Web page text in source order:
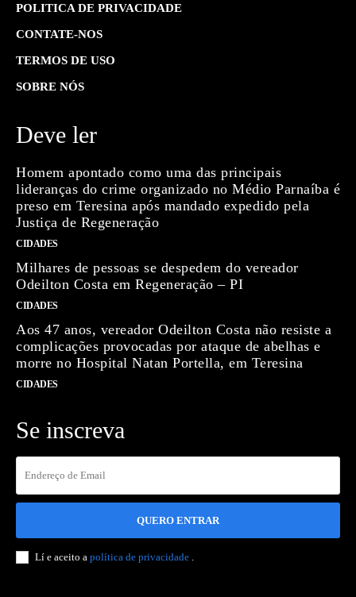
POLITICA DE PRIVACIDADE
CONTATE-NOS
TERMOS DE USO
SOBRE NÓS
Deve ler
Homem apontado como uma das principais
lideranças do crime organizado no Médio Parnaíba é
preso em Teresina após mandado expedido pela
Justiça de Regeneração
CIDADES
Milhares de pessoas se despedem do vereador
Odeilton Costa em Regeneração – PI
CIDADES
Aos 47 anos, vereador Odeilton Costa não resiste a
complicações provocadas por ataque de abelhas e
morre no Hospital Natan Portella, em Teresina
CIDADES
Se inscreva
QUERO ENTRAR
Lí e aceito a política de privacidade